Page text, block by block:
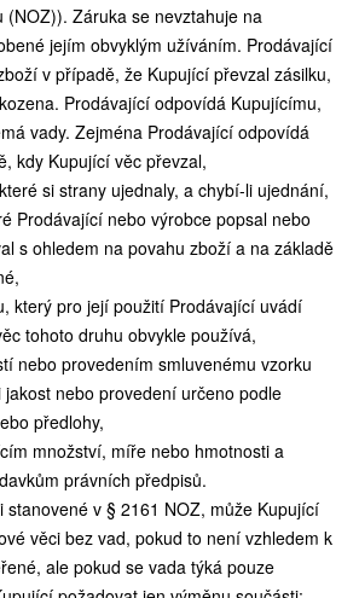
(NOZ)). Záruka se nevztahuje na
jejím obvyklým užíváním. Prodávající
v případě, že Kupující převzal zásilku,
Prodávající odpovídá Kupujícímu,
vady. Zejména Prodávající odpovídá
kdy Kupující věc převzal,
si strany ujednaly, a chybí-li ujednání,
Prodávající nebo výrobce popsal nebo
s ohledem na povahu zboží a na základě
který pro její použití Prodávající uvádí
tohoto druhu obvykle používá,
nebo provedením smluvenému vzorku
nebo provedení určeno podle
předlohy,
množství, míře nebo hmotnosti a
právních předpisů.
stanovené v § 2161 NOZ, může Kupující
věci bez vad, pokud to není vzhledem k
ale pokud se vada týká pouze